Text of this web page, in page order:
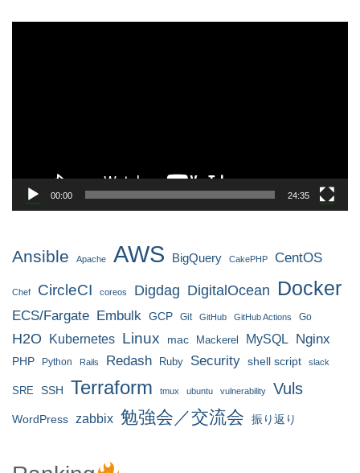
00:00 24:35
Ansible Apache AWS BigQuery CakePHP CentOS
Chef CircleCI coreos Digdag DigitalOcean Docker
ECS/Fargate Embulk GCP Git GitHub GitHub Actions Go
H2O Kubernetes Linux mac Mackerel MySQL Nginx
PHP Python Rails Redash Ruby Security shell script slack
SRE SSH Terraform tmux ubuntu vulnerability Vuls
WordPress zabbix 勉強会／交流会 振り返り